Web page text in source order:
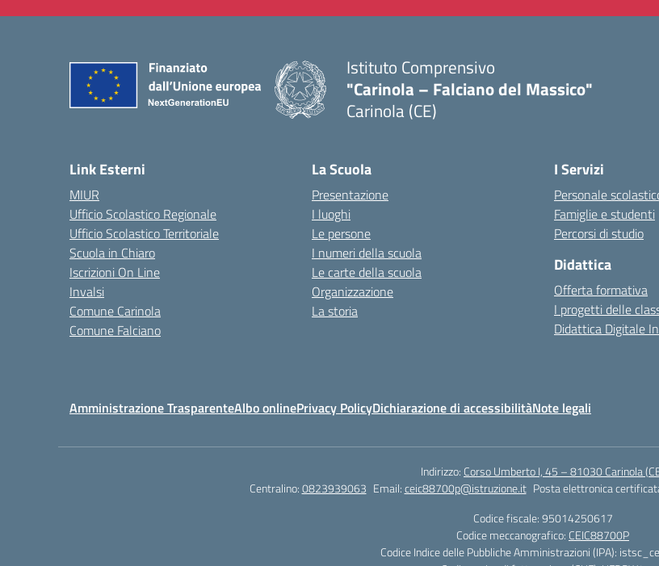
Istituto Comprensivo
"Carinola – Falciano del Massico"
Carinola (CE)
Link Esterni
MIUR
Ufficio Scolastico Regionale
Ufficio Scolastico Territoriale
Scuola in Chiaro
Iscrizioni On Line
Invalsi
Comune Carinola
Comune Falciano
La Scuola
Presentazione
I luoghi
Le persone
I numeri della scuola
Le carte della scuola
Organizzazione
La storia
I Servizi
Personale
Famiglie e studenti
Percorsi di studio
Didattica
Offerta formativa
I progetti delle
Didattica Digitale
Amministrazione TrasparenteAlbo onlinePrivacy PolicyDichiarazione di accessibilitàNote legali
Indirizzo: Corso Umberto I, 45 – 81030 Carinola
Centralino:0823939063 Email:ceic88700p@istruzione.it Posta elettronica
Codice fiscale: 95014250617
Codice meccanografico: CEIC88700P
Codice Indice delle Pubbliche Amministrazioni (IPA):